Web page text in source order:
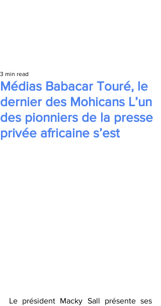
Médias Babacar Touré, le
dernier des Mohicans L’un
des pionniers de la presse
privée africaine s’est
3 min read
Le président Macky Sall présente ses